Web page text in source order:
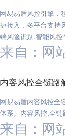
网易易盾风控引擎，
捷接入，多平台支持
端风险识别,智能风
来自：网
内容风控全链路
网易易盾内容风控全
体系。内容风控,全
来自：网